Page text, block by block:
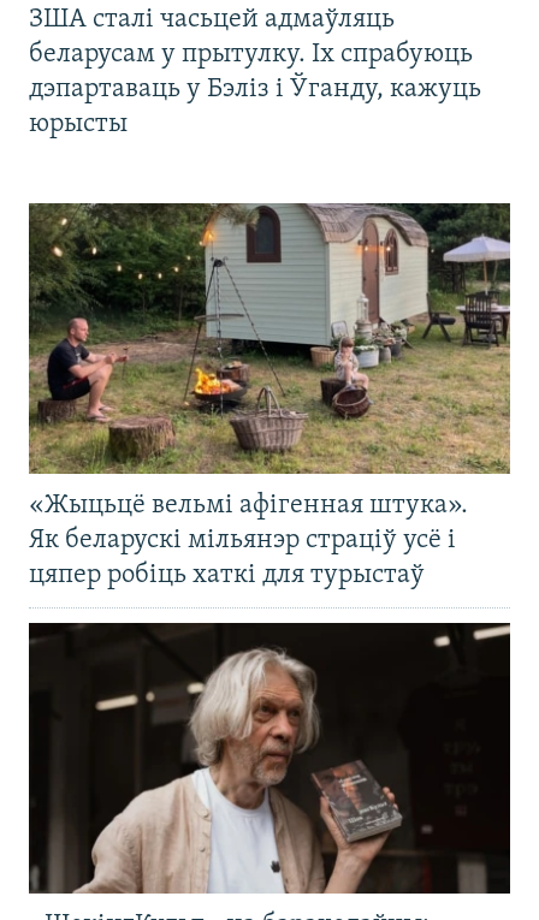
ЗША сталі часьцей адмаўляць
беларусам у прытулку. Іх спрабуюць
дэпартаваць у Бэліз і Ўганду, кажуць
юрысты
«Жыцьцё вельмі афігенная штука».
Як беларускі мільянэр страціў усё і
цяпер робіць хаткі для турыстаў